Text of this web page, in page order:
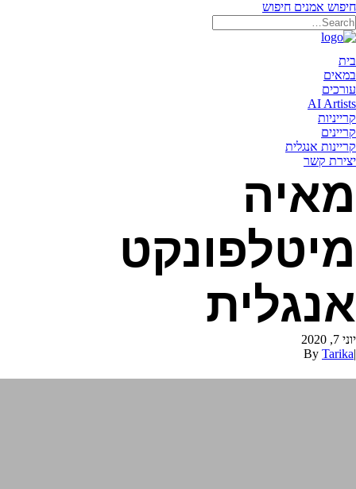
חיפוש אמנים חיפוש
בית
במאים
עורכים
AI Artists
קרייניות
קריינים
קריינות אנגלית
יצירת קשר
מאיה
מיטלפונקט
אנגלית
יוני 7, 2020
|
By Tarika